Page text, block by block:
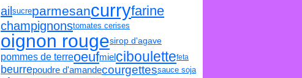
ailsucreparmesancurryfarine
champignonstomates cerises
oignon rougesirop d'agave
pommes de terreoeufmielciboulettefeta
beurrepoudre d'amandecourgettessauce soja